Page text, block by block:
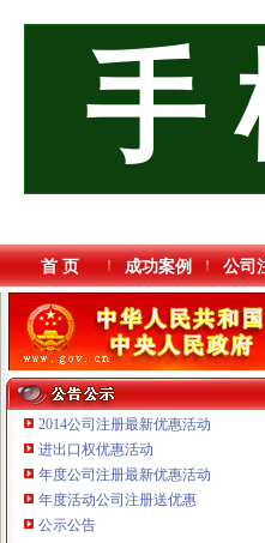
手
首 页 成功案例 公司
2014公司注册最新优惠活动
进出口权优惠活动
年度公司注册最新优惠活动
年度活动公司注册送优惠
公示公告
重庆臣夫商贸有限公司 （执照专让）
重庆市优研房地产营销策划有限公司
重庆饰知广告传媒有限公司 渝中50万